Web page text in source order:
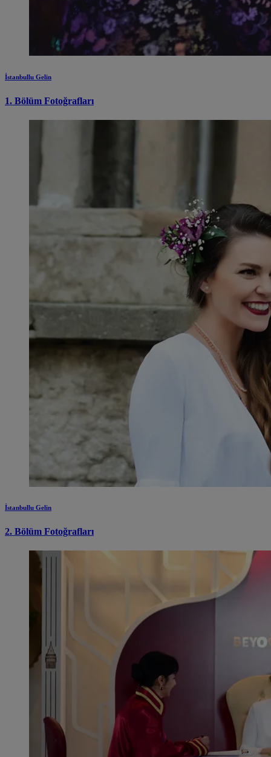
İstanbullu Gelin
1. Bölüm Fotoğrafları
İstanbullu Gelin
2. Bölüm Fotoğrafları